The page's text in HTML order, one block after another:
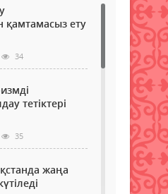
қамтамасыз ету
34
тетіктері
35
жаңа